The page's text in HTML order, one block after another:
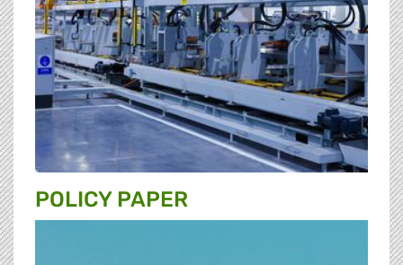
POLICY PAPER